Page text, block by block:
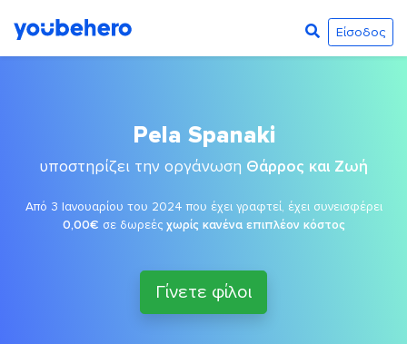
Είσοδος
Pela Spanaki
υποστηρίζει την οργάνωση Θάρρος και Ζωή
Από 3 Ιανουαρίου του 2024 που έχει γραφτεί, έχει συνεισφέρει
0,00€ σε δωρεές χωρίς κανένα επιπλέον κόστος
Γίνετε φίλοι